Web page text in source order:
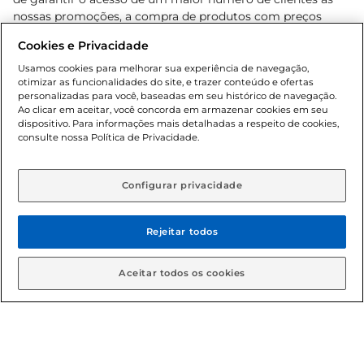
nossas promoções, a compra de produtos com preços
cliente. Os preços, ofertas e condições são exclusivos para
o e-commerce e válidos durante o dia de hoje, podendo
sofrer alterações sem prévia notificação. Proibida a venda
de bebidas alcoólicas para menores de 18 anos, conforme
Lei n.º 8069/90, art. 81, inciso II (Estatuto da Criança e do
Adolescente). Preços e condições exclusivos para o
aviso prévio. O valor mínimo para as compras on-line é de
© 2026 Copyright. Todos os direitos
reservados Gbarbosa.
Cookies e Privacidade
Usamos cookies para melhorar sua experiência de navegação,
otimizar as funcionalidades do site, e trazer conteúdo e ofertas
personalizadas para você, baseadas em seu histórico de navegação.
Ao clicar em aceitar, você concorda em armazenar cookies em seu
dispositivo. Para informações mais detalhadas a respeito de cookies,
consulte nossa Política de Privacidade.
Configurar privacidade
Rejeitar todos
Aceitar todos os cookies